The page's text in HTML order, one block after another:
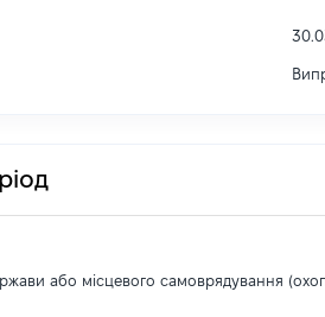
або місцевого самоврядування